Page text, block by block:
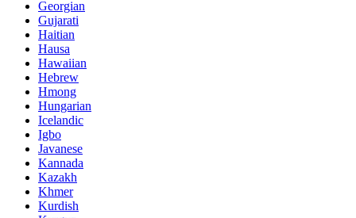
Georgian
Gujarati
Haitian
Hausa
Hawaiian
Hebrew
Hmong
Hungarian
Icelandic
Igbo
Javanese
Kannada
Kazakh
Khmer
Kurdish